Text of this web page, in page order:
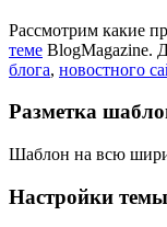
Рассмотрим какие
теме BlogMagazine.
блога, новостного
Разметка
Шаблон на всю
Настройки темы